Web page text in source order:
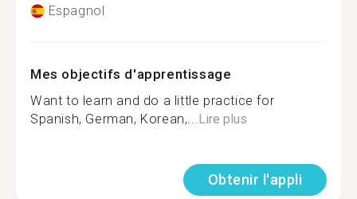
Espagnol
Mes objectifs d'apprentissage
Want to learn and do a little practice for
Spanish, German, Korean,...Lire plus
Obtenir l'appli